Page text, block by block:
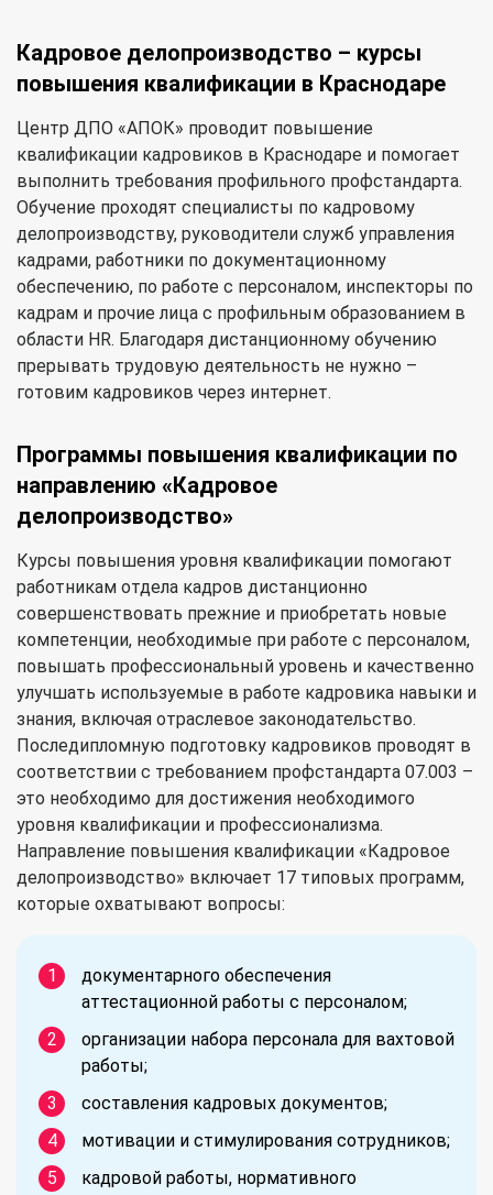
Кадровое делопроизводство – курсы
повышения квалификации в Краснодаре
Центр ДПО «АПОК» проводит повышение
квалификации кадровиков в Краснодаре и помогает
выполнить требования профильного профстандарта.
Обучение проходят специалисты по кадровому
делопроизводству, руководители служб управления
кадрами, работники по документационному
обеспечению, по работе с персоналом, инспекторы по
кадрам и прочие лица с профильным образованием в
области HR. Благодаря дистанционному обучению
прерывать трудовую деятельность не нужно –
готовим кадровиков через интернет.
Программы повышения квалификации по
направлению «Кадровое
делопроизводство»
Курсы повышения уровня квалификации помогают
работникам отдела кадров дистанционно
совершенствовать прежние и приобретать новые
компетенции, необходимые при работе с персоналом,
повышать профессиональный уровень и качественно
улучшать используемые в работе кадровика навыки и
знания, включая отраслевое законодательство.
Последипломную подготовку кадровиков проводят в
соответствии с требованием профстандарта 07.003 –
это необходимо для достижения необходимого
уровня квалификации и профессионализма.
Направление повышения квалификации «Кадровое
делопроизводство» включает 17 типовых программ,
которые охватывают вопросы:
документарного обеспечения
аттестационной работы с персоналом;
организации набора персонала для вахтовой
работы;
составления кадровых документов;
мотивации и стимулирования сотрудников;
кадровой работы, нормативного